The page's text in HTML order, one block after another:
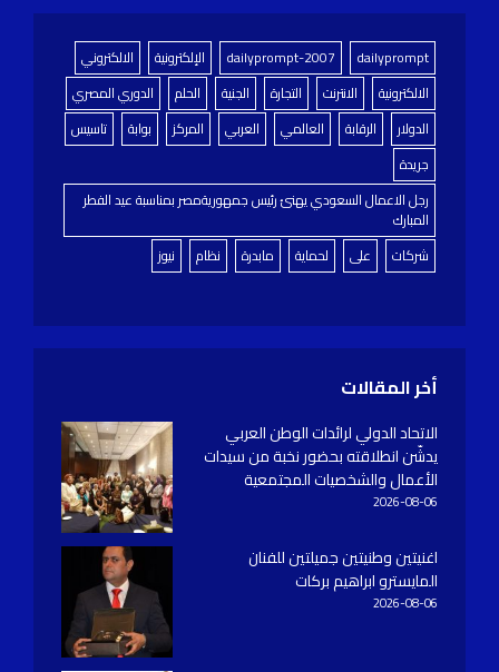
dailyprompt
dailyprompt-2007 الإلكترونية
الالكتروني
الالكترونية
الانترنت التجارة الجنية الحلم
الدوري المصري
الدولار
الرقابة العالمي العربي المركز بوابة
تاسيس
جريدة
رجل الاعمال السعودي يهنئ رئيس جمهوريةمصر بمناسبة عيد الفطر
المبارك
شركات
على لحماية مابدرة نظام نيوز
أخر المقالات
الاتحاد الدولي لرائدات الوطن العربي
يدشّن انطلاقته بحضور نخبة من سيدات
الأعمال والشخصيات المجتمعية
2026-08-06
اغنيتين وطنيتين جميلتين للفنان
المايسترو ابراهيم بركات
2026-08-06